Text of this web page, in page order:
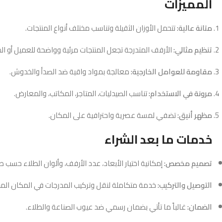
متانة عالية:تتحمل الأوزان الثقيلة وتناسب مختلف أنواع المنتجات.
تنظيم مثالي:الأرفف المتدرجة تجعل المنتجات مرئية وواضحة للعميل
مقاومة للعوامل الخارجية:معالجة بمواد واقية ضد الصدأ والخدوش.
مرونة في الاستخدام:تناسب الصيدليات، المتاجر، المكاتب، والمعارض.
مظهر أنيق:تضفي لمسة عصرية واحترافية على المكان.
خدمات ما بعد الشراء
تصميم مخصص:إمكانية اختيار الأبعاد، عدد الأرفف، وألوان الطلاء
التوصيل والتركيب:خدمة متكاملة لنقل وتركيب المدرجات في المكان
الضمان:غالباً ما تأتي بضمان رسمي ضد عيوب الصناعة والطلاء.